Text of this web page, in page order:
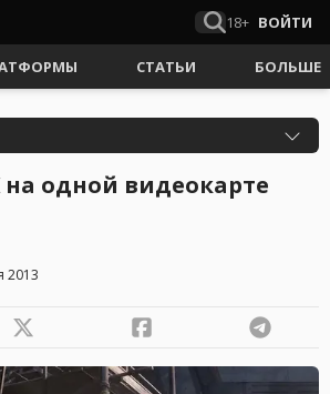
18+ ВОЙТИ
СТАТЬИ БОЛЬШЕ
одной видеокарте
2013